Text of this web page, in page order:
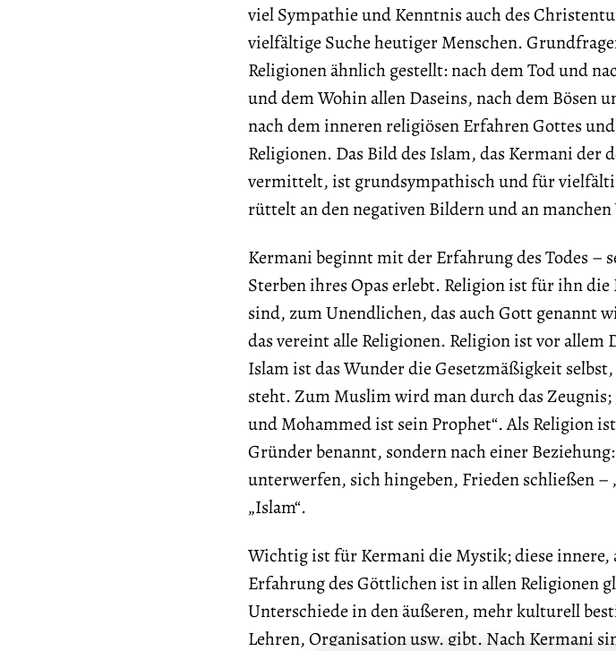
viel Sympathie und Kenntnis auch des
vielfältige Suche heutiger Menschen.
Religionen ähnlich gestellt: nach dem Tod und
und dem Wohin allen Daseins, nach dem Bösen
nach dem inneren religiösen Erfahren Gottes
Religionen. Das Bild des Islam, das Kermani der
vermittelt, ist grundsympathisch und für
rüttelt an den negativen Bildern und an
Kermani beginnt mit der Erfahrung des Todes –
Sterben ihres Opas erlebt. Religion ist für ihn
sind, zum Unendlichen, das auch Gott genannt
das vereint alle Religionen. Religion ist vor
Islam ist das Wunder die Gesetzmäßigkeit
steht. Zum Muslim wird man durch das
und Mohammed ist sein Prophet“. Als Religion
Gründer benannt, sondern nach einer
unterwerfen, sich hingeben, Frieden schließen –
„Islam“.
Wichtig ist für Kermani die Mystik; diese innere,
Erfahrung des Göttlichen ist in allen Religionen
Unterschiede in den äußeren, mehr kulturell
Lehren, Organisation usw. gibt. Nach Kermani